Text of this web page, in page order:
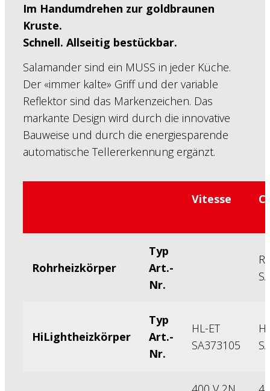
Im Handumdrehen zur goldbraunen
Kruste.
Schnell. Allseitig bestückbar.
Salamander sind ein MUSS in jeder Küche.
Der «immer kalte» Griff und der variable
Reflektor sind das Markenzeichen. Das
markante Design wird durch die innovative
Bauweise und durch die energiesparende
automatische Tellererkennung ergänzt.
Vitesse
Rohrheizkörper
Typ
Art.-
Nr.
HiLightheizkörper
Typ
Art.-
Nr.
HL-ET
SA373105